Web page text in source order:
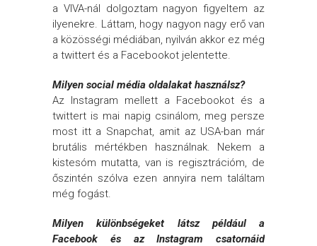
a VIVA-nál dolgoztam nagyon figyeltem az
ilyenekre. Láttam, hogy nagyon nagy erő van
a közösségi médiában, nyilván akkor ez még
a twittert és a Facebookot jelentette.
Milyen social média oldalakat használsz?
Az Instagram mellett a Facebookot és a
twittert is mai napig csinálom, meg persze
most itt a Snapchat, amit az USA-ban már
brutális mértékben használnak. Nekem a
kistesóm mutatta, van is regisztrációm, de
őszintén szólva ezen annyira nem találtam
még fogást.
Milyen különbségeket látsz például a
Facebook és az Instagram csatornáid